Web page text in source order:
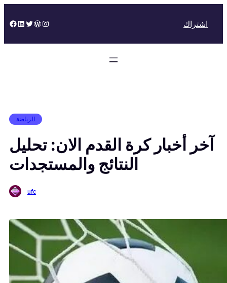
to
Facebook
LinkedIn
Twitter
WordPress
Instagram اشتراك
الرياضة
آخر أخبار كرة القدم الان: تحليل
النتائج والمستجدات
ufc